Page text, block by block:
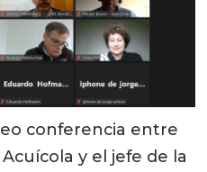
conferencia entre
y el jefe de la